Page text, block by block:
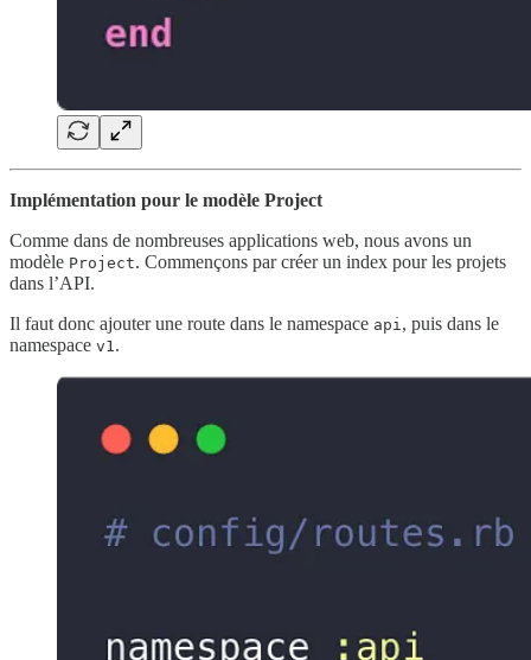
Implémentation pour le modèle Project
Comme dans de nombreuses applications web, nous avons un
modèle Project. Commençons par créer un index pour les projets
dans l’API.
Il faut donc ajouter une route dans le namespace api, puis dans le
namespace v1.